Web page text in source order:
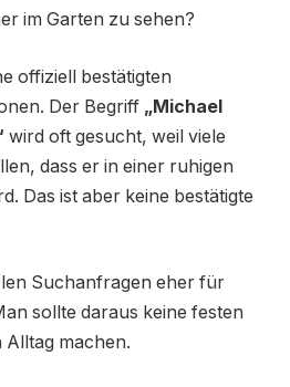
im Garten zu sehen?
offiziell bestätigten
Der Begriff „Michael
wird oft gesucht, weil viele
dass er in einer ruhigen
Das ist aber keine bestätigte
Suchanfragen eher für
sollte daraus keine festen
Alltag machen.